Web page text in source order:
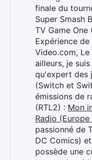
finale du
Super Smash
TV Game One
Expérience
Video.com, Le
ailleurs, je
qu'expert des
(Switch et
émissions de
(RTL2) : Mon
Radio (Europe
passionné de
DC Comics)
possède une
Rechercher
: